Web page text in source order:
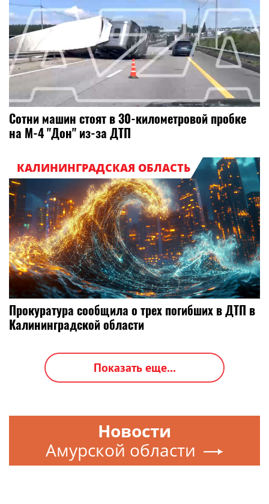
Сотни машин стоят в 30-километровой пробке
на М-4 "Дон" из-за ДТП
КАЛИНИНГРАДСКАЯ ОБЛАСТЬ
Прокуратура сообщила о трех погибших в ДТП в
Калининградской области
Показать еще...
Новости
Амурской области